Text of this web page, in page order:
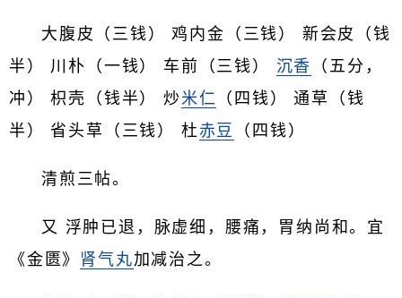
大腹皮（三钱） 鸡内金（三钱） 新会皮（钱
半） 川朴（一钱） 车前（三钱） 沉香
（五分，
冲） 枳壳（钱半） 炒米仁 （四钱） 通草（钱
半） 省头草（三钱） 杜 赤豆 （四钱）
清煎三帖。
又 浮肿已退，脉虚细，腰痛，胃纳尚和。宜
《金匮》 肾气丸加减治之。